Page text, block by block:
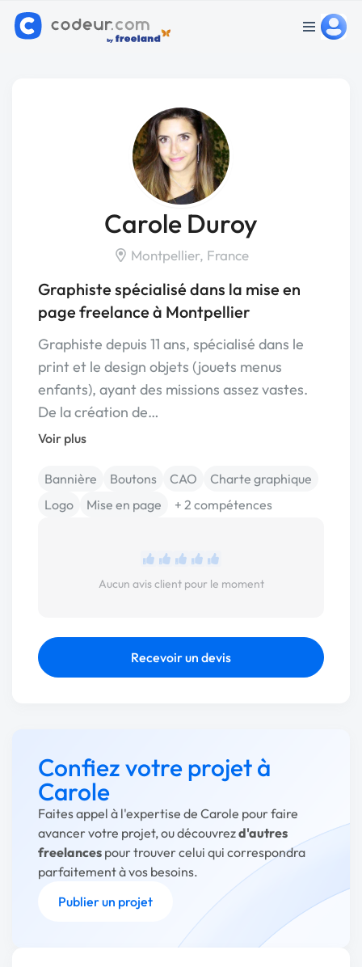
Carole Duroy
Montpellier, France
Graphiste spécialisé dans la mise en
page freelance à Montpellier
Graphiste depuis 11 ans, spécialisé dans le
print et le design objets (jouets menus
enfants), ayant des missions assez vastes.
De la création de…
Voir plus
Bannière Boutons CAO
Charte graphique
Logo
Mise en page + 2 compétences
Aucun avis client pour le moment
Recevoir un devis
Confiez votre projet à
Carole
Faites appel à l'expertise de Carole pour faire
avancer votre projet, ou découvrezd'autres
freelances pour trouver celui qui correspondra
parfaitement à vos besoins.
Publier un projet